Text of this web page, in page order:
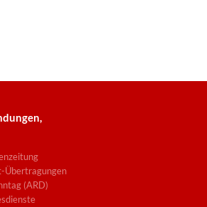
Übertragungen
(ARD)